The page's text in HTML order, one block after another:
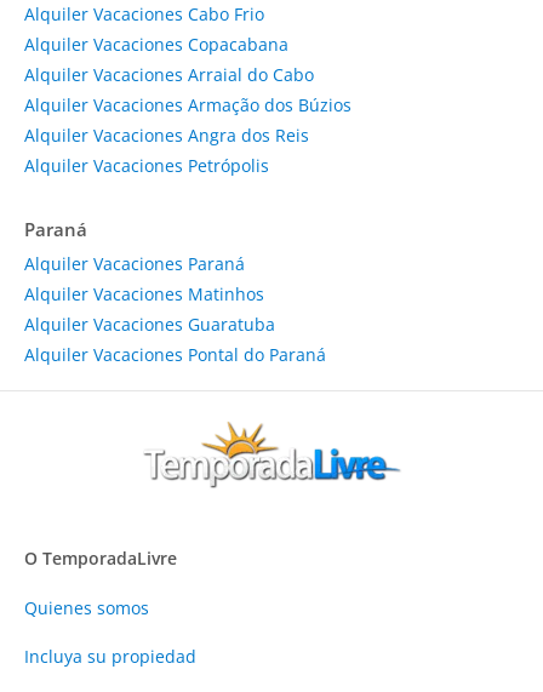
Alquiler Vacaciones Cabo Frio
Alquiler Vacaciones Copacabana
Alquiler Vacaciones Arraial do Cabo
Alquiler Vacaciones Armação dos Búzios
Alquiler Vacaciones Angra dos Reis
Alquiler Vacaciones Petrópolis
Paraná
Alquiler Vacaciones Paraná
Alquiler Vacaciones Matinhos
Alquiler Vacaciones Guaratuba
Alquiler Vacaciones Pontal do Paraná
O TemporadaLivre
Quienes somos
Incluya su propiedad